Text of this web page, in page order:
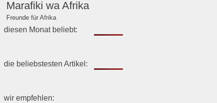
Marafiki wa Afrika
Freunde für Afrika
diesen Monat beliebt:
die beliebstesten Artikel:
wir empfehlen: